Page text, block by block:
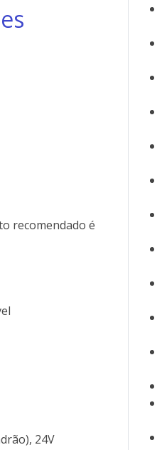
recomendado é
24V